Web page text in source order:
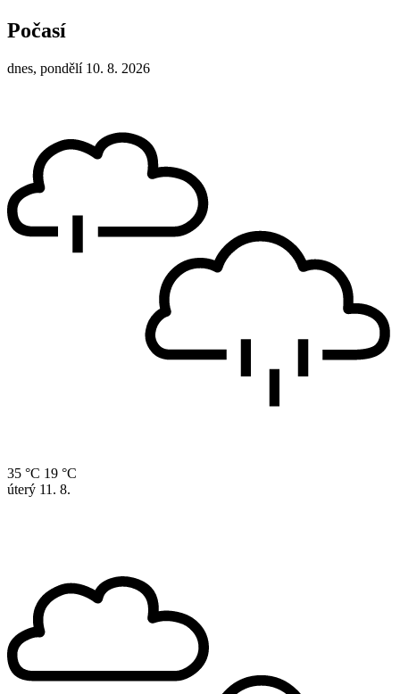
Počasí
dnes, pondělí 10. 8. 2026
35 °C 19 °C
úterý 11. 8.